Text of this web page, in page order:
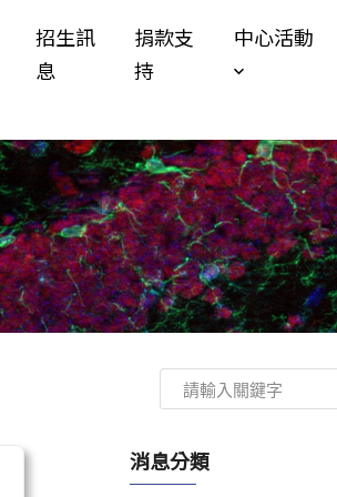
招生訊
息
捐款支
持
中心活動
消息分類